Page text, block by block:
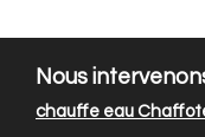
Nous
chauffe eau